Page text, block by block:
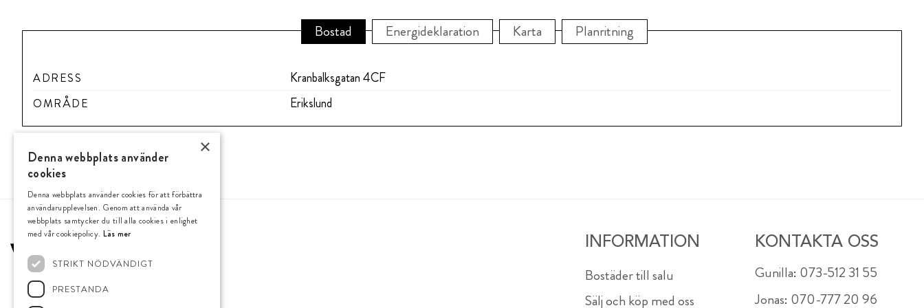
Bostad Energideklaration Karta Planritning
ADRESS Kranbalksgatan 4CF
OMRÅDE Erikslund
INFORMATION
Bostäder till salu
Sälj och köp med oss
KONTAKTA OSS
Gunilla: 073-512 31 55
Jonas: 070-777 20 96
×
Denna webbplats använder
cookies
Denna webbplats använder cookies för att förbättra
användarupplevelsen. Genom att använda vår
webbplats samtycker du till alla cookies i enlighet
med vår cookiepolicy. Läs mer
STRIKT NÖDVÄNDIGT
PRESTANDA